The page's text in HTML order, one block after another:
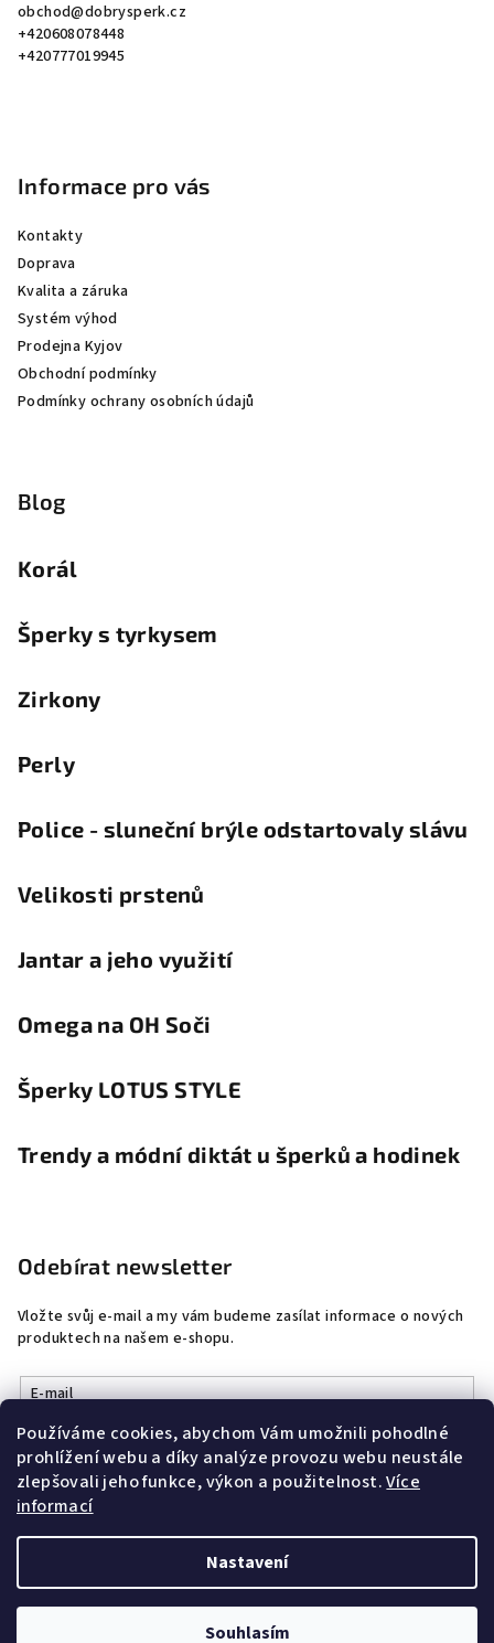
Používáme cookies, abychom Vám umožnili pohodlné
prohlížení webu a díky analýze provozu webu neustále
zlepšovali jeho funkce, výkon a použitelnost.Více
informací
Nastavení
Souhlasím
obchod@dobrysperk.cz
+420608078448
+420777019945
Informace pro vás
Kontakty
Doprava
Kvalita a záruka
Systém výhod
Prodejna Kyjov
Obchodní podmínky
Podmínky ochrany osobních údajů
Blog
Korál
Šperky s tyrkysem
Zirkony
Perly
Police - sluneční brýle odstartovaly slávu
Velikosti prstenů
Jantar a jeho využití
Omega na OH Soči
Šperky LOTUS STYLE
Trendy a módní diktát u šperků a hodinek
Odebírat newsletter
Vložte svůj e-mail a my vám budeme zasílat informace o nových
produktech na našem e-shopu.
E-mail
Vložením e-mailu souhlasíte spodmínkami ochrany osobních
údajů
Přihlásit se